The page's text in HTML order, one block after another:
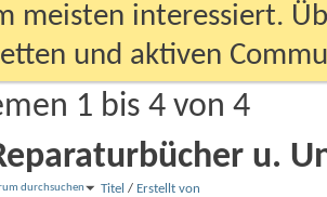
meisten interessiert.
und aktiven
1 bis 4 von 4
u.
durchsuchen Titel / Erstellt von